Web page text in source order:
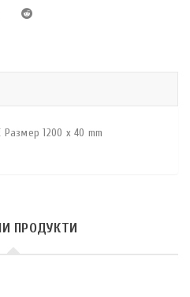
1200 x 40 mm
ПРОДУКТИ